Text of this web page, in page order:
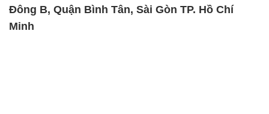
Đông B, Quận Bình Tân, Sài Gòn TP. Hồ Chí
Minh